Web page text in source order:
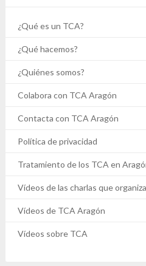
¿Qué es un TCA?
¿Qué hacemos?
¿Quiénes somos?
Colabora con TCA Aragón
Contacta con TCA Aragón
Política de privacidad
Tratamiento de los TCA en
Vídeos de las charlas que
Vídeos de TCA Aragón
Vídeos sobre TCA